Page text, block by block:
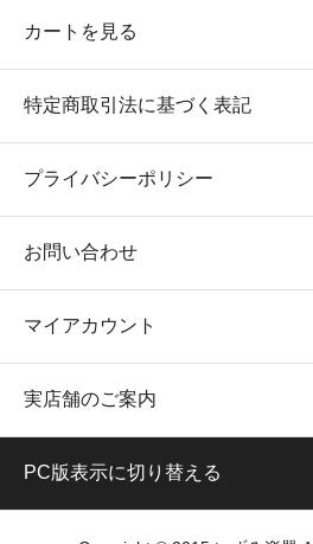
カートを見る
特定商取引法に基づく表記
プライバシーポリシー
お問い合わせ
マイアカウント
実店舗のご案内
PC版表示に切り替える